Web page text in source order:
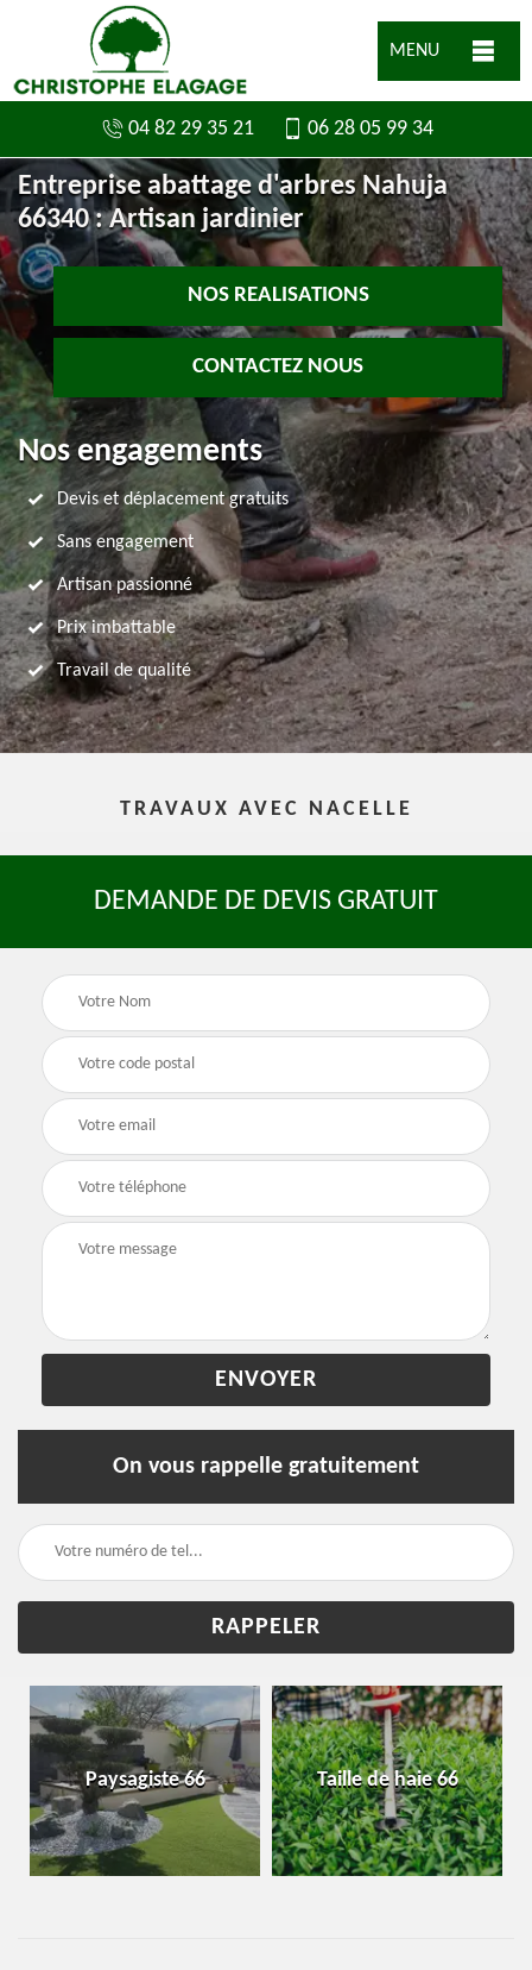
MENU
04 82 29 35 21 06 28 05 99 34
Entreprise abattage d'arbres Nahuja
66340 : Artisan jardinier
NOS REALISATIONS
CONTACTEZ NOUS
Nos engagements
Devis et déplacement gratuits
Sans engagement
Artisan passionné
Prix imbattable
Travail de qualité
TRAVAUX AVEC NACELLE
DEMANDE DE DEVIS GRATUIT
On vous rappelle gratuitement
Paysagiste 66 Taille de haie 66